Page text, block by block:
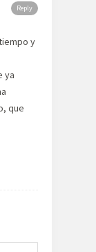
Reply
y
ya
que